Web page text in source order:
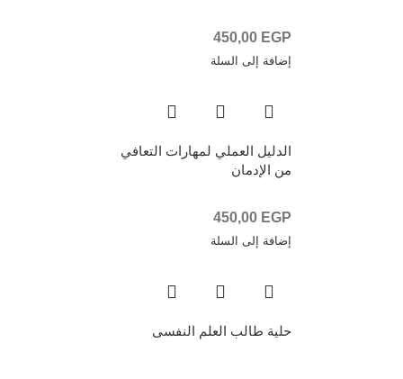
450,00 EGP
إضافة إلى السلة
الدليل العملي لمهارات التعافي
من الإدمان
450,00 EGP
إضافة إلى السلة
حلية طالب العلم النفسى